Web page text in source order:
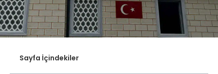
Sayfa İçindekiler